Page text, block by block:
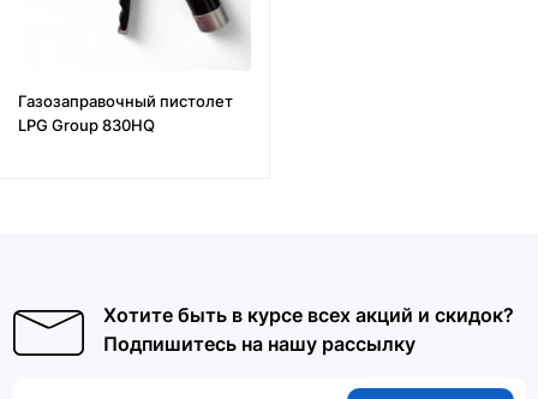
Газозаправочный пистолет
LPG Group 830HQ
Хотите быть в курсе всех акций и скидок?
Подпишитесь на нашу рассылку